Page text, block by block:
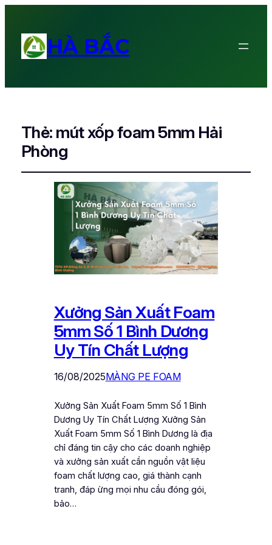
HÀ BẮC
Thẻ: mút xốp foam 5mm Hải
Phòng
Xưởng Sản Xuất Foam
5mm Số 1 Bình Dương
Uy Tín Chất Lượng
16/08/2025MÀNG PE FOAM
Xưởng Sản Xuất Foam 5mm Số 1 Bình
Dương Uy Tín Chất Lượng Xưởng Sản
Xuất Foam 5mm Số 1 Bình Dương là địa
chỉ đáng tin cậy cho các doanh nghiệp
và xưởng sản xuất cần nguồn vật liệu
foam chất lượng cao, giá thành cạnh
tranh, đáp ừng mọi nhu cầu đóng gói,
bảo…